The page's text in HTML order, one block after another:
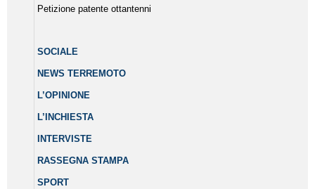
Petizione patente ottantenni
SOCIALE
NEWS TERREMOTO
L’OPINIONE
L’INCHIESTA
INTERVISTE
RASSEGNA STAMPA
SPORT